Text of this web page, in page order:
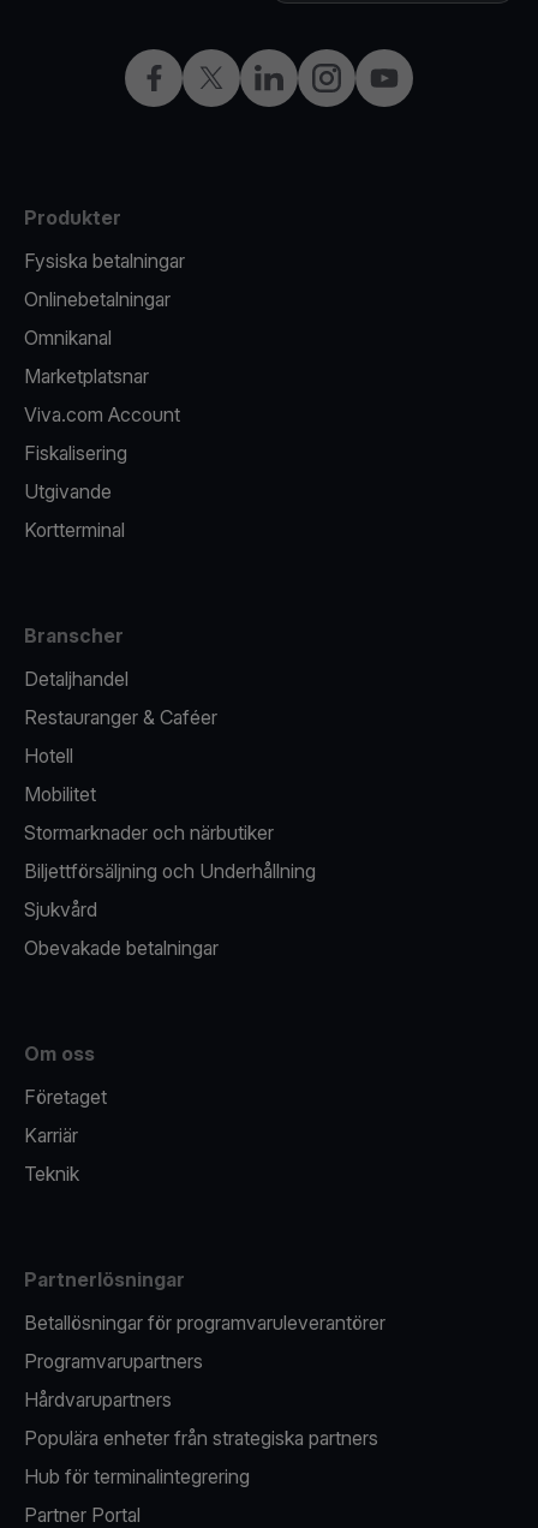
Facebook
X LinkedInInstagramYouTube
Produkter
Fysiska betalningar
Onlinebetalningar
Omnikanal
Marketplatsnar
Viva.com Account
Fiskalisering
Utgivande
Kortterminal
Branscher
Detaljhandel
Restauranger & Caféer
Hotell
Mobilitet
Stormarknader och närbutiker
Biljettförsäljning och Underhållning
Sjukvård
Obevakade betalningar
Om oss
Företaget
Karriär
Teknik
Partnerlösningar
Betallösningar för programvaruleverantörer
Programvarupartners
Hårdvarupartners
Populära enheter från strategiska partners
Hub för terminalintegrering
Partner Portal